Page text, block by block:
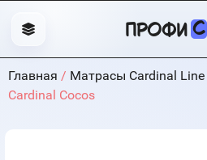
профи С
Главная / Матрасы Cardinal Line
Cardinal Cocos